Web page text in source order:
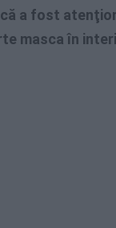
a fost
masca în